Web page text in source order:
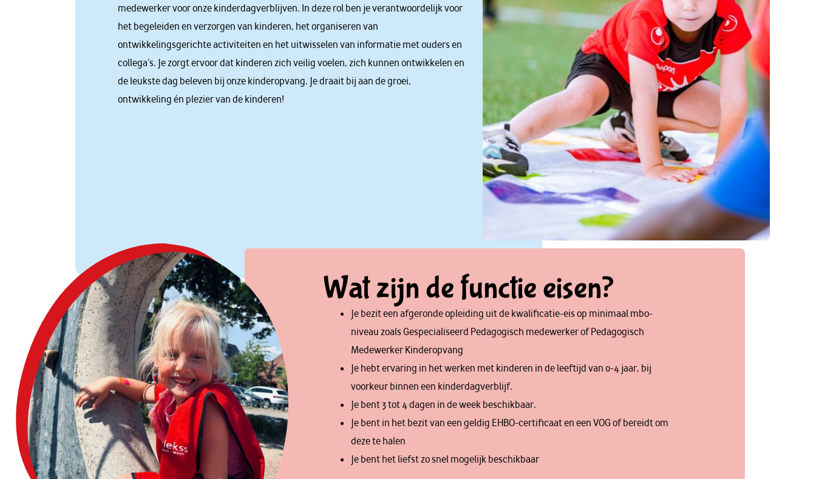
medewerker voor onze kinderdagverblijven. In deze rol ben je verantwoordelijk voor
het begeleiden en verzorgen van kinderen, het organiseren van
ontwikkelingsgerichte activiteiten en het uitwisselen van informatie met ouders en
collega’s. Je zorgt ervoor dat kinderen zich veilig voelen, zich kunnen ontwikkelen en
de leukste dag beleven bij onze kinderopvang. Je draait bij aan de groei,
ontwikkeling én plezier van de kinderen!
Wat zijn de functie eisen?
Je bezit een afgeronde opleiding uit de kwalificatie-eis op minimaal mbo-
niveau zoals Gespecialiseerd Pedagogisch medewerker of Pedagogisch
Medewerker Kinderopvang
Je hebt ervaring in het werken met kinderen in de leeftijd van 0-4 jaar, bij
voorkeur binnen een kinderdagverblijf.
Je bent 3 tot 4 dagen in de week beschikbaar.
Je bent in het bezit van een geldig EHBO-certificaat en een VOG of bereidt om
deze te halen
Je bent het liefst zo snel mogelijk beschikbaar